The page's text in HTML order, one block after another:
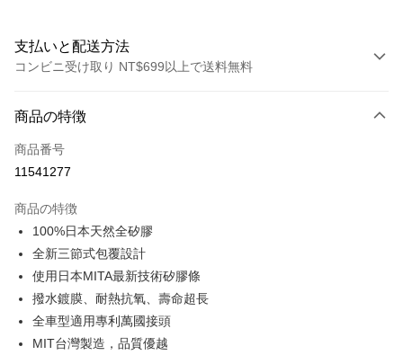
支払いと配送方法
コンビニ受け取り NT$699以上で送料無料
クレジットカード1回払い
クレジットカード分割払い
合作金庫商業銀行
華南商業銀行
上海商業儲蓄銀行
国泰世華商業銀行
台湾中小企業銀行
聯邦商業銀行
元大商業銀行
LINE Pay
JKOPAY
Easy Wallet
商品の特徴
商品番号
11541277
商品の特徴
100%日本天然全矽膠
全新三節式包覆設計
使用日本MITA最新技術矽膠條
撥水鍍膜、耐熱抗氧、壽命超長
全車型適用專利萬國接頭
MIT台灣製造，品質優越